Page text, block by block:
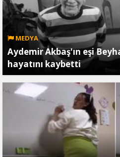
MEDYA
Aydemir Akbaş'ın eşi
hayatını kaybetti